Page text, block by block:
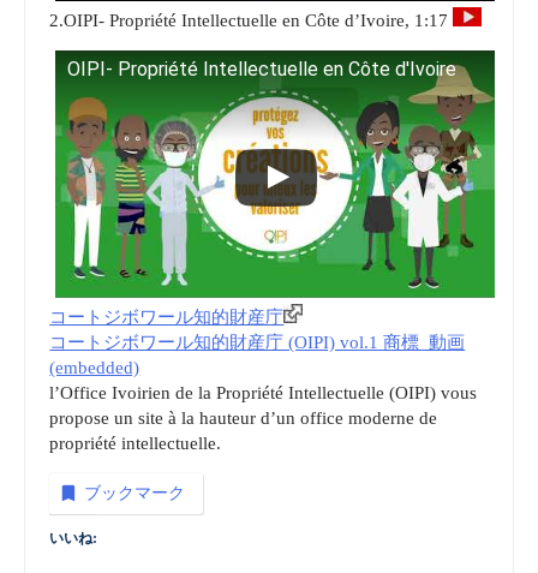
2.OIPI- Propriété Intellectuelle en Côte d’Ivoire, 1:17
OIPI- Propriété Intellectuelle en Côte d'Ivoire
コートジボワール知的財産庁
コートジボワール知的財産庁 (OIPI) vol.1 商標_動画
(embedded)
l’Office Ivoirien de la Propriété Intellectuelle (OIPI) vous
propose un site à la hauteur d’un office moderne de
propriété intellectuelle.
ブックマーク
いいね: